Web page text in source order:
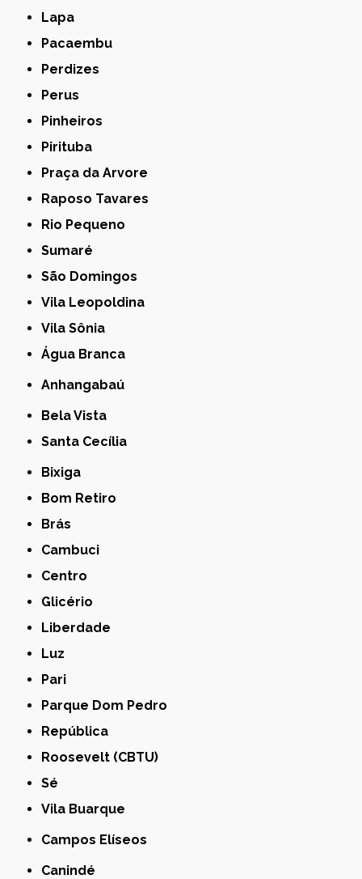
Lapa
Pacaembu
Perdizes
Perus
Pinheiros
Pirituba
Praça da Arvore
Raposo Tavares
Rio Pequeno
Sumaré
São Domingos
Vila Leopoldina
Vila Sônia
Água Branca
Anhangabaú
Bela Vista
Santa Cecília
Bixiga
Bom Retiro
Brás
Cambuci
Centro
Glicério
Liberdade
Luz
Pari
Parque Dom Pedro
República
Roosevelt (CBTU)
Sé
Vila Buarque
Campos Elíseos
Canindé